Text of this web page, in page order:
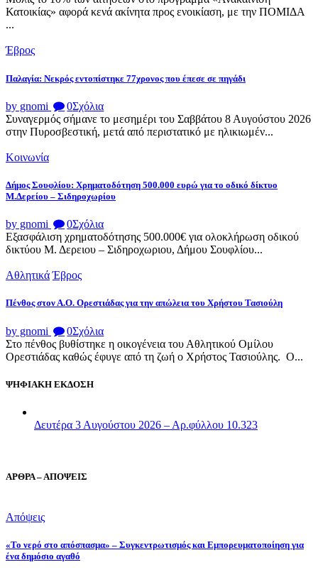
Κατοικίας» αφορά κενά ακίνητα προς ενοικίαση, με την ΠΟΜΙΔΑ
...
Έβρος
Παλαγία: Νεκρός εντοπίστηκε 77χρονος που έπεσε σε πηγάδι
by gnomi 0Σχόλια
Συναγερμός σήμανε το μεσημέρι του Σαββάτου 8 Αυγούστου 2026
στην Πυροσβεστική, μετά από περιστατικό με ηλικιωμέν...
Κοινωνία
Δήμος Σουφλίου: Χρηματοδότηση 500.000 ευρώ για το οδικό δίκτυο
Μ.Δερείου – Σιδηροχωρίου
by gnomi 0Σχόλια
Εξασφάλιση χρηματοδότησης 500.000€ για ολοκλήρωση οδικού
δικτύου Μ. Δερειου – Σιδηροχωριου, Δήμου Σουφλίου...
Αθλητικά Έβρος
Πένθος στον Α.Ο. Ορεστιάδας για την απώλεια του Χρήστου Τασιούλη
by gnomi 0Σχόλια
Στο πένθος βυθίστηκε η οικογένεια του Αθλητικού Ομίλου
Ορεστιάδας καθώς έφυγε από τη ζωή ο Χρήστος Τασιούλης. Ο...
ΨΗΦΙΑΚΗ ΕΚΔΟΣΗ
Δευτέρα 3 Αυγούστου 2026 – Αρ.φύλλου 10.323
ΑΡΘΡΑ – ΑΠΟΨΕΙΣ
Απόψεις
«Το νερό στο απόσπασμα» – Συγκεντρωτισμός και Εμπορευματοποίηση για
ένα δημόσιο αγαθό